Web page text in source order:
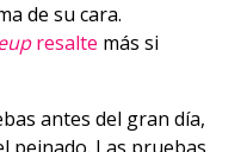
de su cara.
resalte más si
antes del gran día,